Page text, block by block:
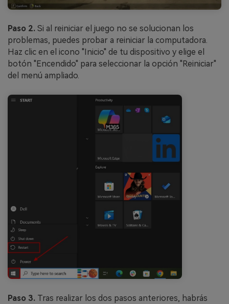
Paso 2. Si al reiniciar el juego no se solucionan los
problemas, puedes probar a reiniciar la computadora.
Haz clic en el icono "Inicio" de tu dispositivo y elige el
botón "Encendido" para seleccionar la opción "Reiniciar"
del menú ampliado.
Paso 3. Tras realizar los dos pasos anteriores, habrás